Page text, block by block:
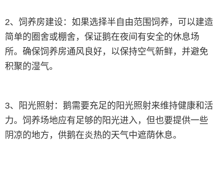
2、饲养房建设：如果选择半自由范围饲养，可以建造
简单的圈舍或棚舍，保证鹅在夜间有安全的休息场
所。确保饲养房通风良好，以保持空气新鲜，并避免
积聚的湿气。
3、阳光照射：鹅需要充足的阳光照射来维持健康和活
力。饲养场地应有足够的阳光进入，但也要提供一些
阴凉的地方，供鹅在炎热的天气中遮荫休息。